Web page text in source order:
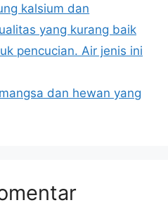
kalsium dan
yang kurang baik
pencucian. Air jenis ini
dan hewan yang